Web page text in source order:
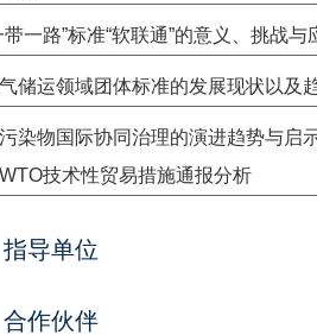
带一路”标准“软联通”的意义、挑战与
储运领域团体标准的发展现状以及
染物国际协同治理的演进趋势与
技术性贸易措施通报分析
指导单位
合作伙伴